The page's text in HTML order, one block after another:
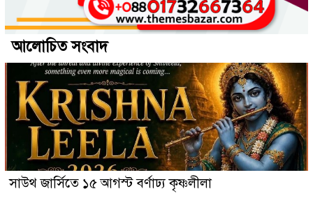
আলোচিত সংবাদ
সাউথ জার্সিতে ১৫ আগস্ট বর্ণাঢ্য কৃষ্ণলীলা